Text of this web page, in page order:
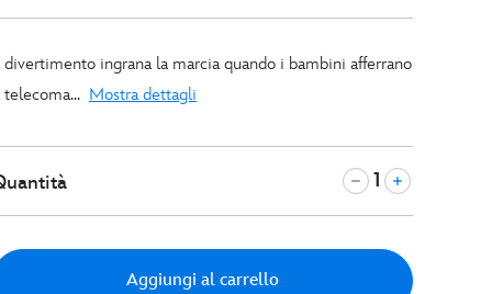
divertimento ingrana la marcia quando i bambini afferrano
Mostra dettagli
Aggiungi al carrello